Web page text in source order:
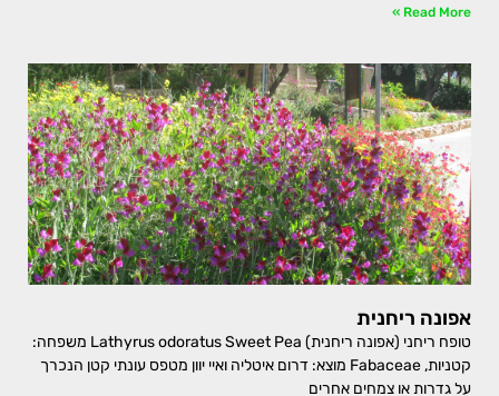
Read More »
אפונה ריחנית
טופח ריחני (אפונה ריחנית) Lathyrus odoratus Sweet Pea משפחה:
קטניות, Fabaceae מוצא: דרום איטליה ואיי יוון מטפס עונתי קטן הנכרך
על גדרות או צמחים אחרים